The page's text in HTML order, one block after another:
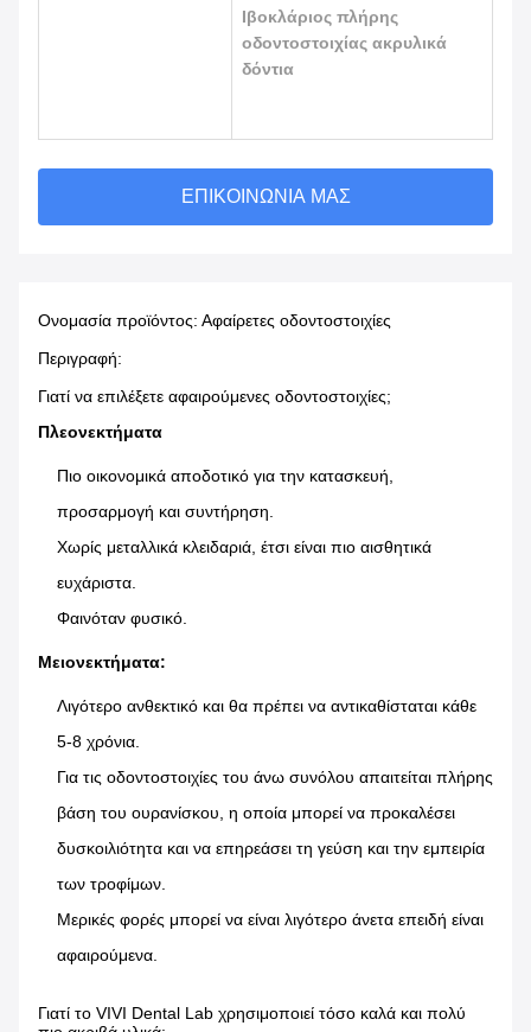
Ιβοκλάριος πλήρης
οδοντοστοιχίας ακρυλικά
δόντια
ΕΠΙΚΟΙΝΩΝΊΑ ΜΑΣ
Ονομασία προϊόντος: Αφαίρετες οδοντοστοιχίες
Περιγραφή:
Γιατί να επιλέξετε αφαιρούμενες οδοντοστοιχίες;
Πλεονεκτήματα
Πιο οικονομικά αποδοτικό για την κατασκευή,
προσαρμογή και συντήρηση.
Χωρίς μεταλλικά κλειδαριά, έτσι είναι πιο αισθητικά
ευχάριστα.
Φαινόταν φυσικό.
Μειονεκτήματα:
Λιγότερο ανθεκτικό και θα πρέπει να αντικαθίσταται κάθε
5-8 χρόνια.
Για τις οδοντοστοιχίες του άνω συνόλου απαιτείται πλήρης
βάση του ουρανίσκου, η οποία μπορεί να προκαλέσει
δυσκοιλιότητα και να επηρεάσει τη γεύση και την εμπειρία
των τροφίμων.
Μερικές φορές μπορεί να είναι λιγότερο άνετα επειδή είναι
αφαιρούμενα.
Γιατί το VIVI Dental Lab χρησιμοποιεί τόσο καλά και πολύ